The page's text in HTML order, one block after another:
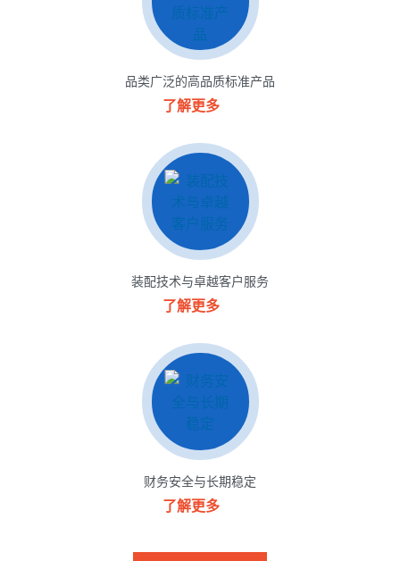
品类广泛的高品质标准产品
了解更多
装配技术与卓越客户服务
了解更多
财务安全与长期稳定
了解更多